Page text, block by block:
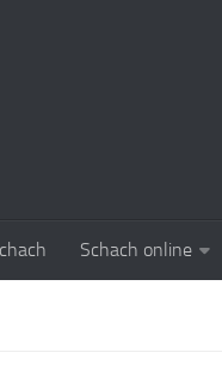
Schach online